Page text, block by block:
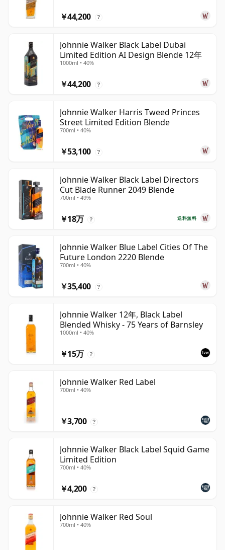
￥44,200 ?
Johnnie Walker Black Label Dubai
Limited Edition AI Design Blende 12年
1000ml • 40%
￥44,200 ?
Johnnie Walker Harris Tweed Princes
Street Limited Edition Blende
700ml • 40%
￥53,100 ?
Johnnie Walker Black Label Directors
Cut Blade Runner 2049 Blende
700ml • 49%
送料無料
￥18万 ?
Johnnie Walker Blue Label Cities Of The
Future London 2220 Blende
700ml • 40%
￥35,400 ?
Johnnie Walker 12年, Black Label
Blended Whisky - 75 Years of Barnsley
1000ml • 40%
￥15万 ?
Johnnie Walker Red Label
700ml • 40%
￥3,700 ?
Johnnie Walker Black Label Squid Game
Limited Edition
700ml • 40%
￥4,200 ?
Johnnie Walker Red Soul
700ml • 40%